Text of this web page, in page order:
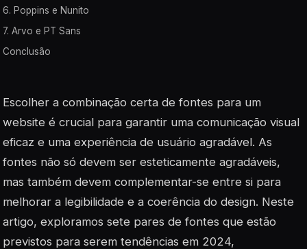
6. Poppins e Nunito
7. Arvo e PT Sans
Conclusão
Escolher a combinação certa de fontes para um
website é crucial para garantir uma comunicação visual
eficaz e uma experiência de usuário agradável. As
fontes não só devem ser esteticamente agradáveis,
mas também devem complementar-se entre si para
melhorar a legibilidade e a coerência do design. Neste
artigo, exploramos sete pares de fontes que estão
previstos para serem tendências em 2024,